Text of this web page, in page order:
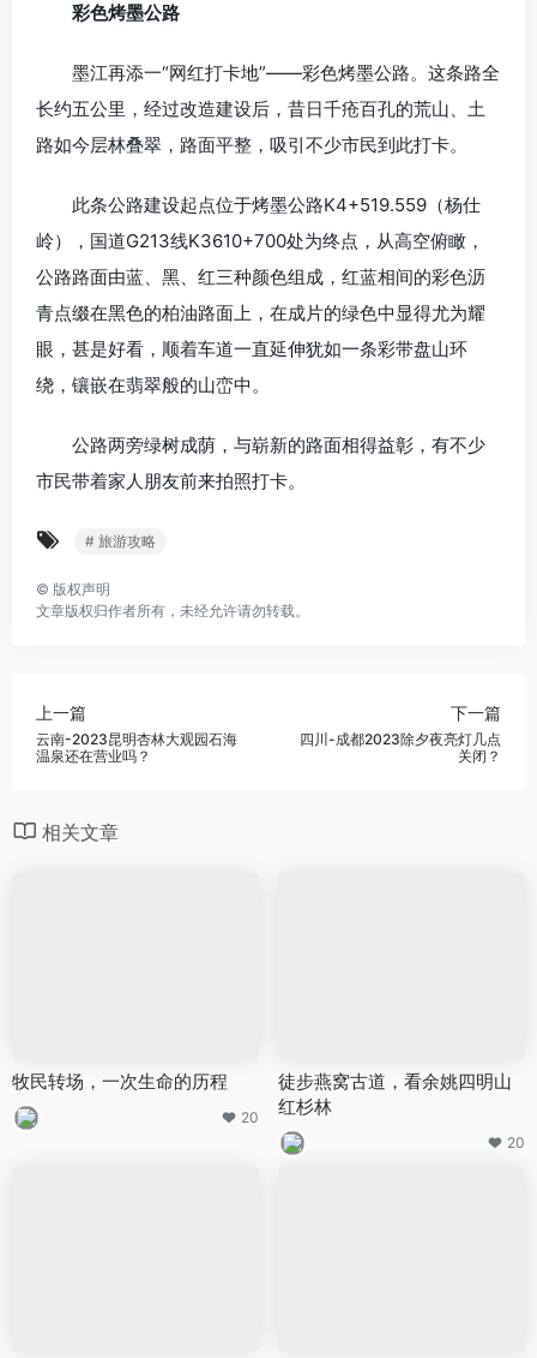
彩色烤墨公路
墨江再添一“网红打卡地”——彩色烤墨公路。这条路全
长约五公里，经过改造建设后，昔日千疮百孔的荒山、土
路如今层林叠翠，路面平整，吸引不少市民到此打卡。
此条公路建设起点位于烤墨公路K4+519.559（杨仕
岭），国道G213线K3610+700处为终点，从高空俯瞰，
公路路面由蓝、黑、红三种颜色组成，红蓝相间的彩色沥
青点缀在黑色的柏油路面上，在成片的绿色中显得尤为耀
眼，甚是好看，顺着车道一直延伸犹如一条彩带盘山环
绕，镶嵌在翡翠般的山峦中。
公路两旁绿树成荫，与崭新的路面相得益彰，有不少
市民带着家人朋友前来拍照打卡。
# 旅游攻略
© 版权声明
文章版权归作者所有，未经允许请勿转载。
上一篇
云南-2023昆明杏林大观园石海
温泉还在营业吗？
下一篇
四川-成都2023除夕夜亮灯几点
关闭？
相关文章
牧民转场，一次生命的历程
20
徒步燕窝古道，看余姚四明山
红杉林
20